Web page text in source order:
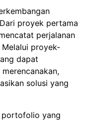
proyek pertama
perjalanan
Melalui proyek-
dapat
solusi yang
portofolio yang